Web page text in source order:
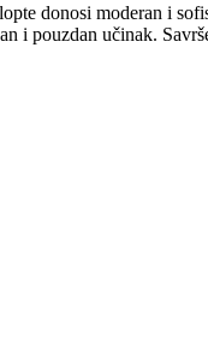
donosi moderan i
i pouzdan učinak.